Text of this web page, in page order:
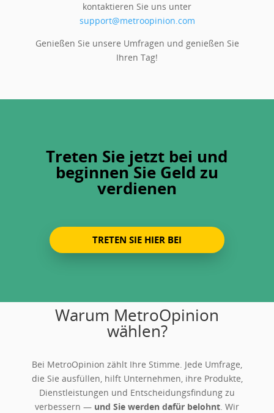
kontaktieren Sie uns unter
support@metroopinion.com
Genießen Sie unsere Umfragen und genießen Sie
Ihren Tag!
Treten Sie jetzt bei und
beginnen Sie Geld zu
verdienen
TRETEN SIE HIER BEI
Warum MetroOpinion
wählen?
Bei MetroOpinion zählt Ihre Stimme. Jede Umfrage,
die Sie ausfüllen, hilft Unternehmen, ihre Produkte,
Dienstleistungen und Entscheidungsfindung zu
verbessern — und Sie werden dafür belohnt. Wir